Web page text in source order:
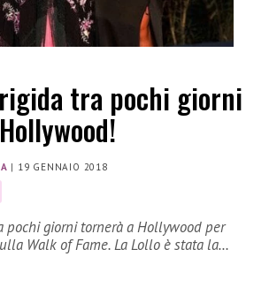
tra pochi giorni
| 19 GENNAIO 2018
pochi giorni tornerà a Hollywood per
Walk of Fame. La Lollo è stata la…